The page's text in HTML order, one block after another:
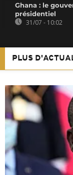
Ghana : le
présidentiel
31/07 - 10:02
PLUS